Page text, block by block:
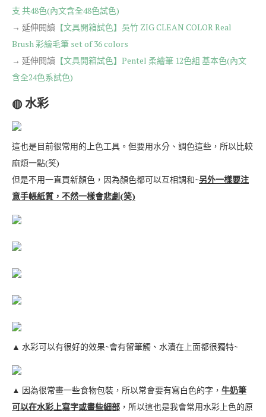
支 共48色(內文含全48色試色)
→ 延伸閱讀 【文具開箱試色】吳竹 ZIG CLEAN COLOR Real
Brush 彩繪毛筆 set of 36 colors
→ 延伸閱讀 【文具開箱試色】Pentel 柔繪筆 12色組 基本色(內文
含全24色系試色)
◍ 水彩
這也是目前很常用的上色工具。但要用水分、調色這些，所以比較
麻煩一點(笑)
但是不用一直買新顏色，因為顏色都可以互相調和~另外一樣要注
意手帳紙質，不然一樣會悲劇(笑)
▲ 水彩可以有很好的效果~會有留筆觸、水漬在上面都很獨特~
▲ 因為很常畫一些食物包裝，所以常會要有寫白色的字， 牛奶筆
可以在水彩上寫字或畫些細部 ，所以這也是我會常用水彩上色的原